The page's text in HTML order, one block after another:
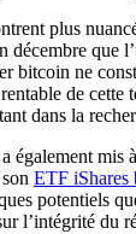
plus
décembre que
bitcoin ne
de cette
dans la
également mis
ETF iShares
potentiels
l’intégrité du